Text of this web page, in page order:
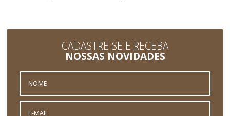
CADASTRE-SE E RECEBA
NOSSAS NOVIDADES